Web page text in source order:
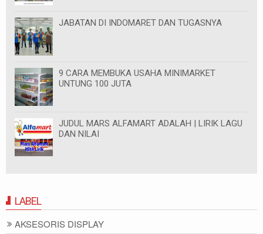
JABATAN DI INDOMARET DAN TUGASNYA
9 CARA MEMBUKA USAHA MINIMARKET
UNTUNG 100 JUTA
JUDUL MARS ALFAMART ADALAH | LIRIK LAGU
DAN NILAI
LABEL
AKSESORIS DISPLAY